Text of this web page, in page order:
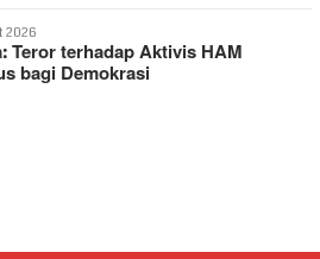
2026
Teror terhadap Aktivis HAM
bagi Demokrasi